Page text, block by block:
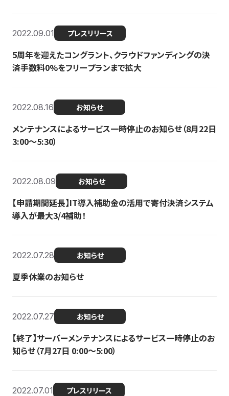
2022.09.01 プレスリリース
5周年を迎えたコングラント、クラウドファンディングの決
済手数料0%をフリープランまで拡大
2022.08.16 お知らせ
メンテナンスによるサービス一時停止のお知らせ（8月22日
3:00〜5:30）
2022.08.09 お知らせ
【申請期間延長】IT導入補助金の活用で寄付決済システム
導入が最大3/4補助！
2022.07.28 お知らせ
夏季休業のお知らせ
2022.07.27 お知らせ
【終了】サーバーメンテナンスによるサービス一時停止のお
知らせ（7月27日 0:00〜5:00）
2022.07.01 プレスリリース